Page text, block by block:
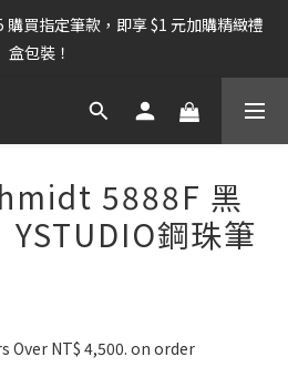
7 進行機器維護，期間「含雷雕之
停出貨，敬請見諒。
購買指定筆款，即享 $1 元加購精緻禮
盒包裝！
7 進行機器維護，期間「含雷雕之
5888F 黑
鋼珠筆
Over NT$ 4,500. on order